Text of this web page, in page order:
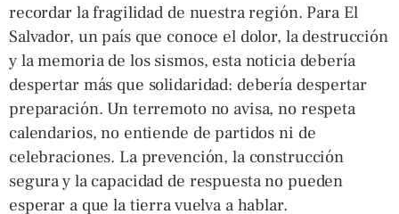
recordar la fragilidad de nuestra región. Para El
Salvador, un país que conoce el dolor, la destrucción
y la memoria de los sismos, esta noticia debería
despertar más que solidaridad: debería despertar
preparación. Un terremoto no avisa, no respeta
calendarios, no entiende de partidos ni de
celebraciones. La prevención, la construcción
segura y la capacidad de respuesta no pueden
esperar a que la tierra vuelva a hablar.